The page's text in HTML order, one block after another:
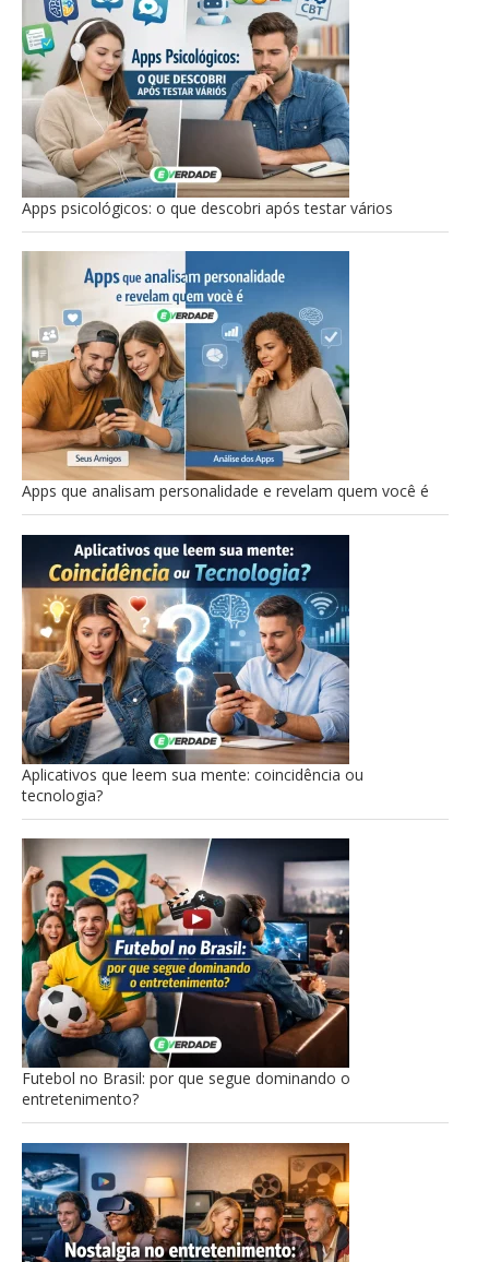
Apps psicológicos: o que descobri após testar vários
Apps que analisam personalidade e revelam quem você é
Aplicativos que leem sua mente: coincidência ou
tecnologia?
Futebol no Brasil: por que segue dominando o
entretenimento?